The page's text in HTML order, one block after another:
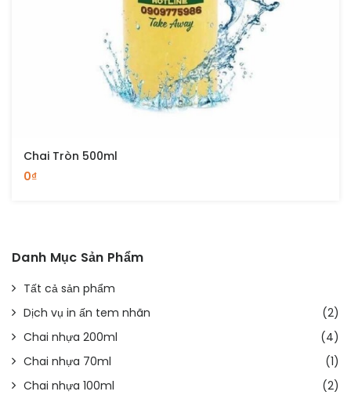
Chai Tròn 500ml
0₫
Danh Mục Sản Phẩm
Tất cả sản phẩm
Dịch vụ in ấn tem nhãn
(2)
Chai nhựa 200ml
(4)
Chai nhựa 70ml
(1)
Chai nhựa 100ml
(2)